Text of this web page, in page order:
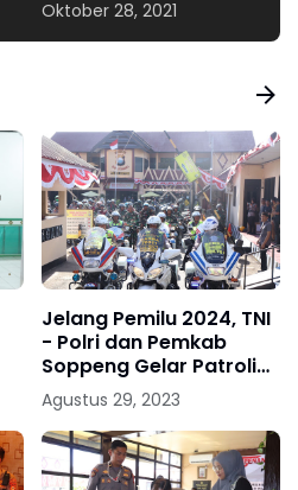
Oktober 28, 2021
Jelang Pemilu 2024, TNI
- Polri dan Pemkab
Soppeng Gelar Patroli
Skala Besar
Agustus 29, 2023